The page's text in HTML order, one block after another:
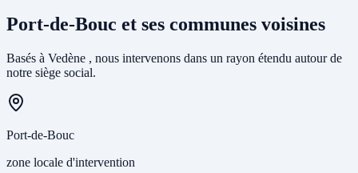
Port-de-Bouc et ses communes voisines
Basés à Vedène , nous intervenons dans un rayon étendu autour de
notre siège social.
Port-de-Bouc
zone locale d'intervention